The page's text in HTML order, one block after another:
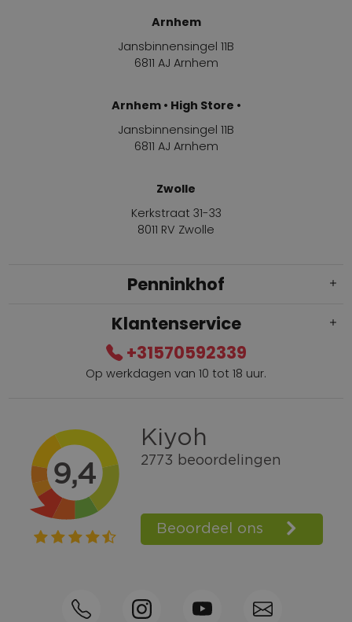
Arnhem
Jansbinnensingel 11B
6811 AJ Arnhem
Arnhem • High Store •
Jansbinnensingel 11B
6811 AJ Arnhem
Zwolle
Kerkstraat 31-33
8011 RV Zwolle
Penninkhof
Gratis verzending vanaf € 100,=
Bel +31570592339
Spaarpunten
Shop the Look
Telefonisch bestellen ook mogelijk
Klantenservice
+31570592339
Op werkdagen van 10 tot 18 uur.